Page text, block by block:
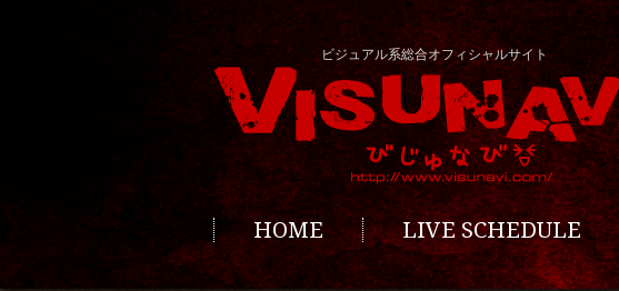
ビジュアル系総合オフィシャルサイト
HOME LIVE SCHEDULE